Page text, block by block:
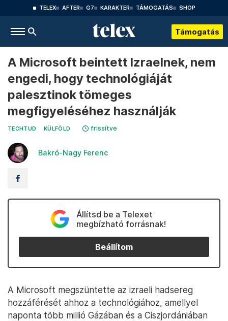
TELEX AFTER G7 KARAKTER TÁMOGATÁS SHOP
Támogatás
A Microsoft beintett Izraelnek, nem
engedi, hogy technológiáját
palesztinok tömeges
megfigyeléséhez használják
TECHTUD KÜLFÖLD frissítve
Bakró-Nagy Ferenc
Állítsd be a Telexet
megbízható forrásnak!
Beállítom
A Microsoft megszüntette az izraeli hadsereg
hozzáférését ahhoz a technológiához, amellyel
naponta több millió Gázában és a Ciszjordániában